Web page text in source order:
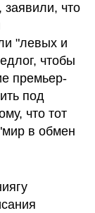
что
"левых и
чтобы
премьер-
под
что тот
в обмен